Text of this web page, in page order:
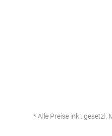
* Alle Preise inkl. gesetzl.